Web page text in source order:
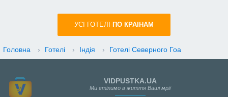
УСI ГОТЕЛІ ПО КРАIНАМ
Головна › Готелі › Індія › Готелі Северного Гоа
VIDPUSTKA.UA
Ми втілимо в життя Ваші мрії